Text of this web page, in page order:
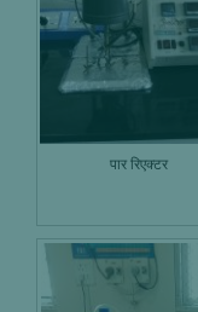
पार रिएक्टर